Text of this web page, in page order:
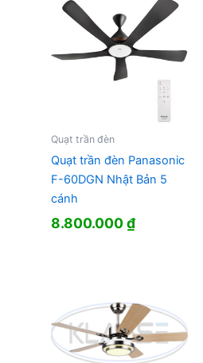
Quạt trần đèn
Quạt trần đèn Panasonic
F-60DGN Nhật Bản 5
cánh
8.800.000₫